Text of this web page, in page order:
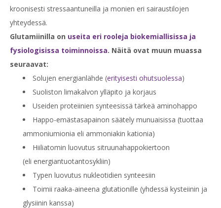
kroonisesti stressaantuneilla ja monien eri sairaustilojen
yhteydessä.
Glutamiinilla on useita eri rooleja biokemiallisissa ja
fysiologisissa toiminnoissa. Näitä ovat muun muassa
seuraavat:
Solujen energianlähde (erityisesti ohutsuolessa)
Suoliston limakalvon ylläpito ja korjaus
Useiden proteiinien synteesissä tärkeä aminohappo
Happo-emästasapainon säätely munuaisissa (tuottaa
ammoniumionia eli ammoniakin kationia)
Hiiliatomin luovutus sitruunahappokiertoon
(eli energiantuotantosykliin)
Typen luovutus nukleotidien synteesiin
Toimii raaka-aineena glutationille (yhdessä kysteiinin ja
glysiinin kanssa)